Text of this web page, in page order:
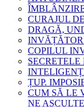
CURAJUL
DRAGĂ,
COPILUL
ȚUP.
CUM SĂ LE
NE ASCULTE